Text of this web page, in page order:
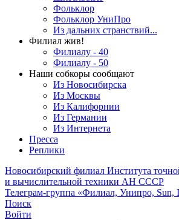
Фольклор
Фольклор УниПро
Из дальних странствий...
Филиал жив!
Филиалу - 40
Филиалу - 50
Наши собкоры сообщают
Из Новосибирска
Из Москвы
Из Калифорнии
Из Германии
Из Интернета
Пресса
Реплики
Новосибирский филиал Института
и вычислительной техники АН СССР
Телеграм-группа «Филиал, Унипро, Sun,
Поиск
Войти